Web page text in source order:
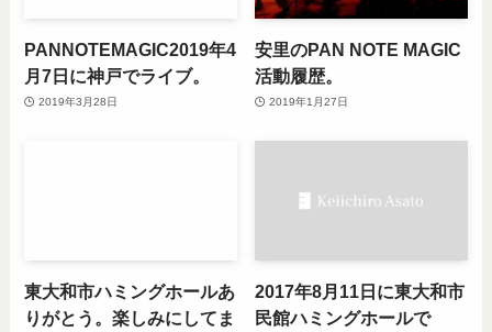
PANNOTEMAGIC2019年4
月7日に神戸でライブ。
2019年3月28日
安里のPAN NOTE MAGIC
活動履歴。
2019年1月27日
東大和市ハミングホールあ
りがとう。楽しみにしてま
2017年8月11日に東大和市
民館ハミングホールで